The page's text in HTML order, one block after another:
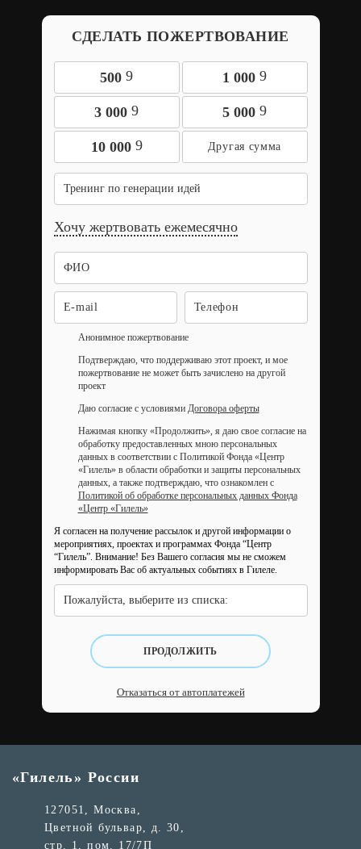
СДЕЛАТЬ ПОЖЕРТВОВАНИЕ
500 9 1 000 9
3 000 9 5 000 9
10 000 9
Тренинг по генерации идей
Хочу жертвовать ежемесячно
Анонимное пожертвование
Подтверждаю, что поддерживаю этот проект, и мое
пожертвование не может быть зачислено на другой
проект
Даю согласие с условиями Договора оферты
Нажимая кнопку «Продолжить», я даю свое согласие на
обработку предоставленных мною персональных
данных в соответствии с Политикой Фонда «Центр
«Гилель» в области обработки и защиты персональных
данных, а также подтверждаю, что ознакомлен с
Политикой об обработке персональных данных Фонда
«Центр «Гилель»
Я согласен на получение рассылок и другой информации о
мероприятиях, проектах и программах Фонда “Центр
“Гилель”. Внимание! Без Вашего согласия мы не сможем
информировать Вас об актуальных событиях в Гилеле.
Пожалуйста, выберите из списка:
ПРОДОЛЖИТЬ
Отказаться от автоплатежей
«Гилель» России
127051, Москва,
Цветной бульвар, д. 30,
стр. 1, пом. 17/7П